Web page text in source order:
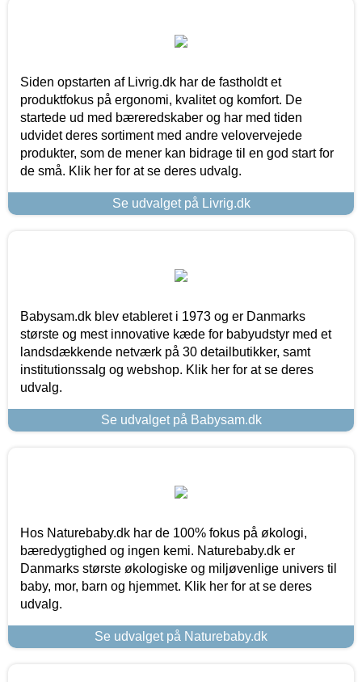
Siden opstarten af Livrig.dk har de fastholdt et
produktfokus på ergonomi, kvalitet og komfort. De
startede ud med bæreredskaber og har med tiden
udvidet deres sortiment med andre velovervejede
produkter, som de mener kan bidrage til en god start for
de små. Klik her for at se deres udvalg.
Se udvalget på Livrig.dk
Babysam.dk blev etableret i 1973 og er Danmarks
største og mest innovative kæde for babyudstyr med et
landsdækkende netværk på 30 detailbutikker, samt
institutionssalg og webshop. Klik her for at se deres
udvalg.
Se udvalget på Babysam.dk
Hos Naturebaby.dk har de 100% fokus på økologi,
bæredygtighed og ingen kemi. Naturebaby.dk er
Danmarks største økologiske og miljøvenlige univers til
baby, mor, barn og hjemmet. Klik her for at se deres
udvalg.
Se udvalget på Naturebaby.dk